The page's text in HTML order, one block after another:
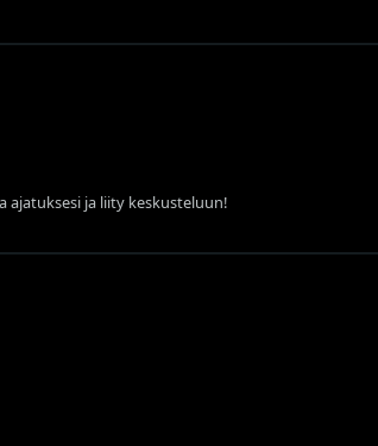
ajatuksesi ja liity keskusteluun!